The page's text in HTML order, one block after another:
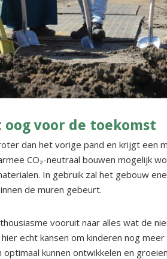
voor de toekomst
dan het vorige pand en krijgt een
CO₂-neutraal bouwen mogelijk
In gebruik zal het gebouw
de muren gebeurt.
vooruit naar alles wat de
echt kansen om kinderen nog
kunnen ontwikkelen en